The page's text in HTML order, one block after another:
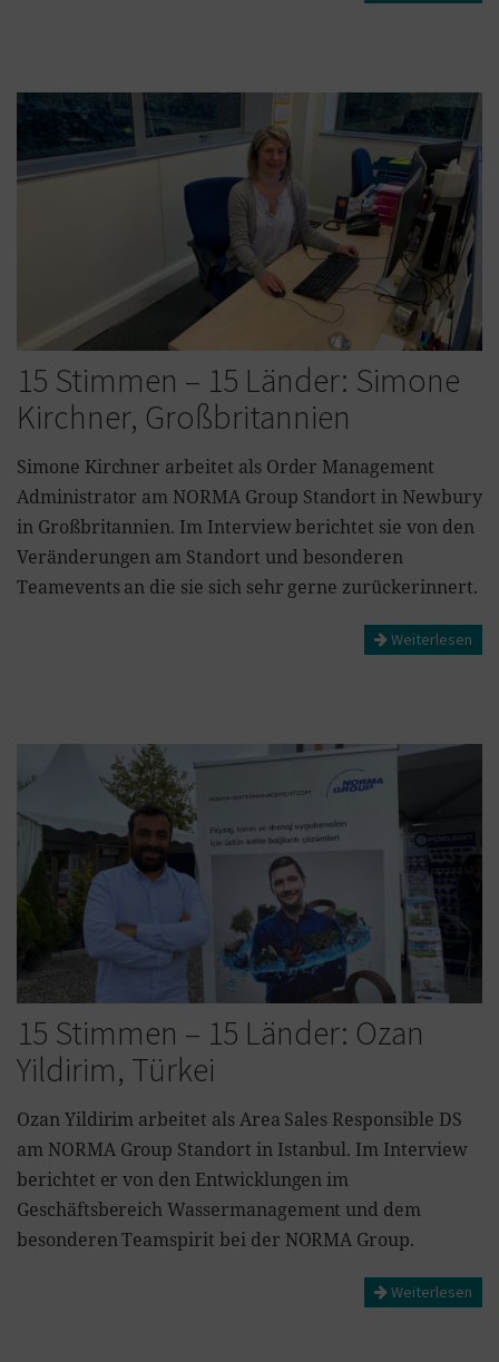
15 Stimmen – 15 Länder: Simone
Kirchner, Großbritannien
Simone Kirchner arbeitet als Order Management
Administrator am NORMA Group Standort in Newbury
in Großbritannien. Im Interview berichtet sie von den
Veränderungen am Standort und besonderen
Teamevents an die sie sich sehr gerne zurückerinnert.
Weiterlesen
15 Stimmen – 15 Länder: Ozan
Yildirim, Türkei
Ozan Yildirim arbeitet als Area Sales Responsible DS
am NORMA Group Standort in Istanbul. Im Interview
berichtet er von den Entwicklungen im
Geschäftsbereich Wassermanagement und dem
besonderen Teamspirit bei der NORMA Group.
Weiterlesen